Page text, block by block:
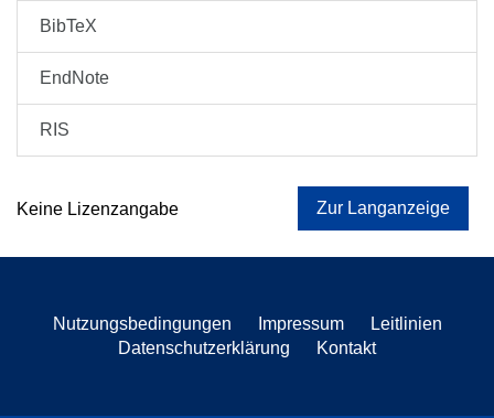
BibTeX
EndNote
RIS
Keine Lizenzangabe Zur Langanzeige
Nutzungsbedingungen Impressum
Leitlinien
Datenschutzerklärung
Kontakt